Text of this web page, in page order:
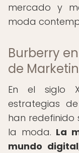
mercado y
moda
Burberry
de
En el siglo
estrategias
han redefinido
la moda. La
mundo